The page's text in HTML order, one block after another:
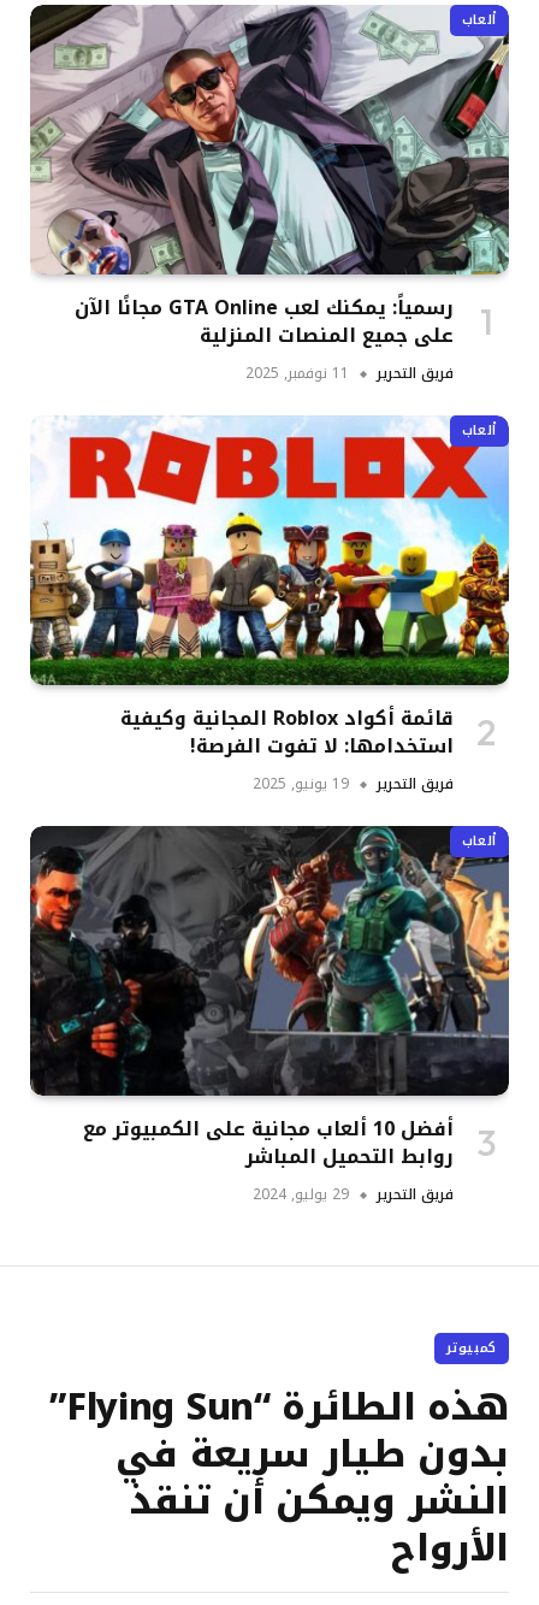
ألعاب
رسمياً: يمكنك لعب GTA Online مجانًا الآن
على جميع المنصات المنزلية
فريق التحرير 11 نوفمبر, 2025
ألعاب
قائمة أكواد Roblox المجانية وكيفية
استخدامها: لا تفوت الفرصة!
فريق التحرير 19 يونيو, 2025
ألعاب
أفضل 10 ألعاب مجانية على الكمبيوتر مع
روابط التحميل المباشر
فريق التحرير 29 يوليو, 2024
كمبيوتر
هذه الطائرة “Flying Sun”
بدون طيار سريعة في
النشر ويمكن أن تنقذ
الأرواح